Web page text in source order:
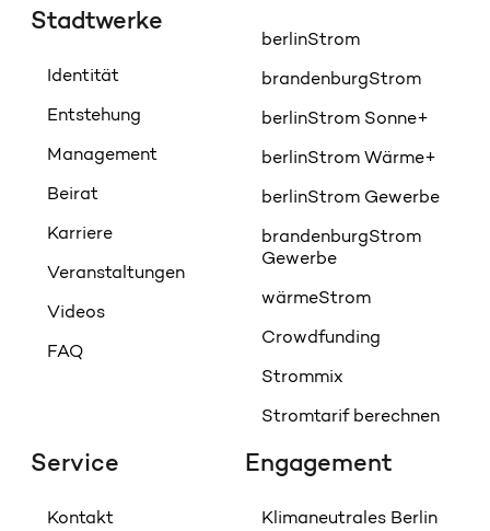
Stadtwerke
Identität
Entstehung
Management
Beirat
Karriere
Veranstaltungen
Videos
FAQ
berlinStrom
brandenburgStrom
berlinStrom Sonne+
berlinStrom Wärme+
berlinStrom Gewerbe
brandenburgStrom
Gewerbe
wärmeStrom
Crowdfunding
Strommix
Stromtarif berechnen
Service
Kontakt
Engagement
Klimaneutrales Berlin